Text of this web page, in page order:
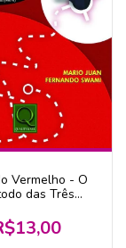
Vermelho - O
das Três